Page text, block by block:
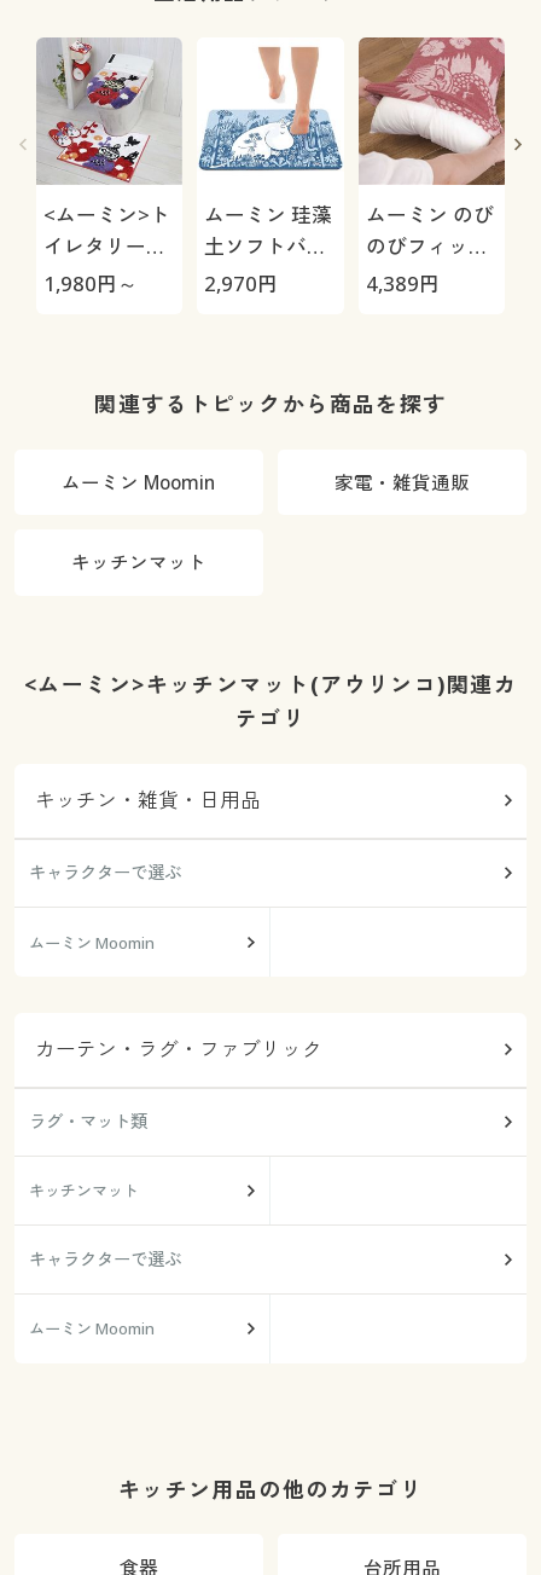
<ムーミン>ト
イレタリーシ
リーズ(ベルホ
1,980円～
ムーミン 珪藻
土ソフトバス
マット
2,970円
ムーミン のび
のびフィット
枕カバー(2柄
4,389円
関連するトピックから商品を探す
ムーミン Moomin 家電・雑貨通販
キッチンマット
<ムーミン>キッチンマット(アウリンコ)関連カ
テゴリ
キッチン・雑貨・日用品
キャラクターで選ぶ
ムーミン Moomin
カーテン・ラグ・ファブリック
ラグ・マット類
キッチンマット
キャラクターで選ぶ
ムーミン Moomin
キッチン用品の他のカテゴリ
食器 台所用品